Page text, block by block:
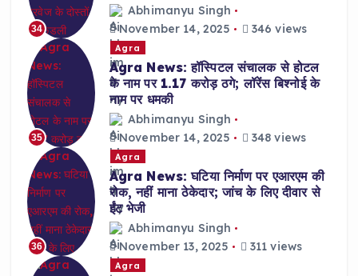
34
Abhimanyu Singh
November 14, 2025
346 views
35
Agra
Agra News: हॉस्पिटल संचालक से होटल
के नाम पर 1.17 करोड़ ठगे; लॉरेंस बिश्नोई के
नाम पर धमकी
Abhimanyu Singh
November 14, 2025
348 views
36
Agra
Agra News: घटिया निर्माण पर एआरएम की
रोक, नहीं माना ठेकेदार; जांच के लिए दीवार से
ईंट भेजी
Abhimanyu Singh
November 13, 2025
311 views
Agra